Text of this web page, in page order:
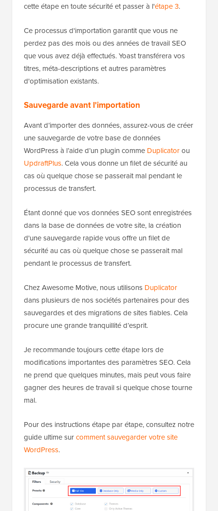
cette étape en toute sécurité et passer à l'étape 3.
Ce processus d'importation garantit que vous ne
perdez pas des mois ou des années de travail SEO
que vous avez déjà effectués. Yoast transférera vos
titres, méta-descriptions et autres paramètres
d'optimisation existants.
Sauvegarde avant l'importation
Avant d’importer des données, assurez-vous de créer
une sauvegarde de votre base de données
WordPress à l’aide d’un plugin comme Duplicatorou
UpdraftPlus. Cela vous donne un filet de sécurité au
cas où quelque chose se passerait mal pendant le
processus de transfert.
Étant donné que vos données SEO sont enregistrées
dans la base de données de votre site, la création
d'une sauvegarde rapide vous offre un filet de
sécurité au cas où quelque chose se passerait mal
pendant le processus de transfert.
Chez Awesome Motive, nous utilisons Duplicator
dans plusieurs de nos sociétés partenaires pour des
sauvegardes et des migrations de sites fiables. Cela
procure une grande tranquillité d’esprit.
Je recommande toujours cette étape lors de
modifications importantes des paramètres SEO. Cela
ne prend que quelques minutes, mais peut vous faire
gagner des heures de travail si quelque chose tourne
mal.
Pour des instructions étape par étape, consultez notre
guide ultime surcomment sauvegarder votre site
WordPress.